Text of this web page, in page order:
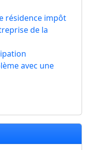
résidence impôt
de la
avec une